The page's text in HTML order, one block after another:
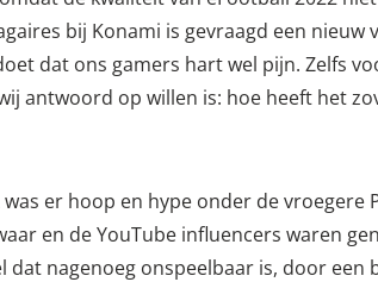
bij Konami is gevraagd een
dat ons gamers hart wel pijn. Zelfs
antwoord op willen is: hoe heeft het
er hoop en hype onder de vroegere
en de YouTube influencers waren
dat nagenoeg onspeelbaar is, door